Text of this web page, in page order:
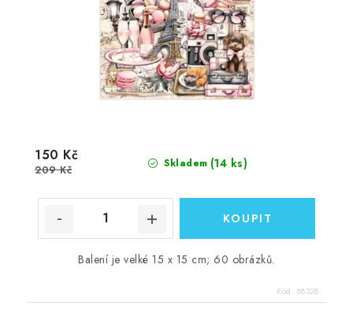
Skladem (14 ks)
150 Kč
209 Kč
Balení je velké 15 x 15 cm; 60 obrázků.
Kód: 88328